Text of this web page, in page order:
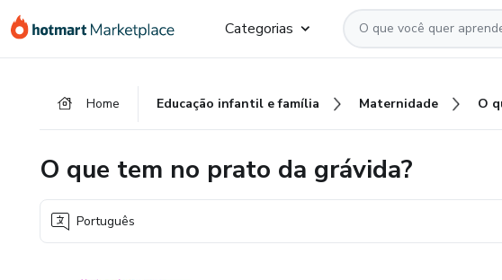
para
para
para
Categorias
Home Educação infantil e família Maternidade
O que tem no prato da grávida?
Português